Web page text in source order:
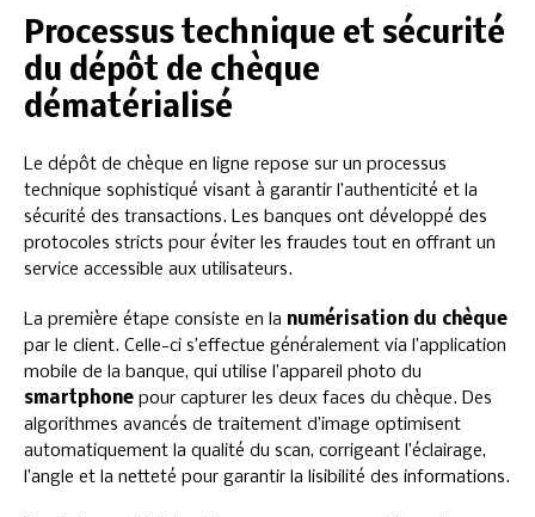
Processus technique et sécurité
du dépôt de chèque
dématérialisé
Le dépôt de chèque en ligne repose sur un processus
technique sophistiqué visant à garantir l’authenticité et la
sécurité des transactions. Les banques ont développé des
protocoles stricts pour éviter les fraudes tout en offrant un
service accessible aux utilisateurs.
La première étape consiste en la numérisation du chèque
par le client. Celle-ci s’effectue généralement via l’application
mobile de la banque, qui utilise l’appareil photo du
smartphone pour capturer les deux faces du chèque. Des
algorithmes avancés de traitement d’image optimisent
automatiquement la qualité du scan, corrigeant l’éclairage,
l’angle et la netteté pour garantir la lisibilité des informations.